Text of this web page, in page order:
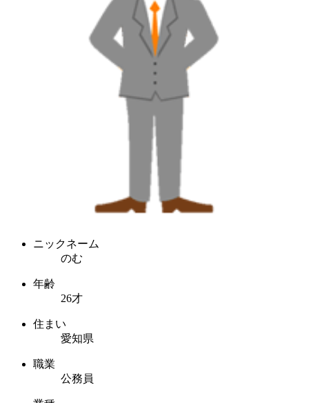
ニックネーム
のむ
年齢
26才
住まい
愛知県
職業
公務員